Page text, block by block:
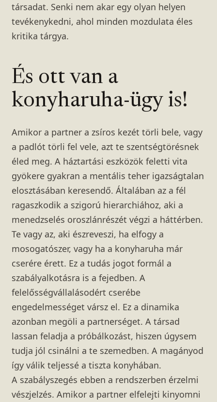
társadat. Senki nem akar egy olyan helyen
tevékenykedni, ahol minden mozdulata éles
kritika tárgya.
És ott van a
konyharuha-ügy is!
Amikor a partner a zsíros kezét törli bele, vagy
a padlót törli fel vele, azt te szentségtörésnek
éled meg. A háztartási eszközök feletti vita
gyökere gyakran a mentális teher igazságtalan
elosztásában keresendő. Általában az a fél
ragaszkodik a szigorú hierarchiához, aki a
menedzselés oroszlánrészét végzi a háttérben.
Te vagy az, aki észreveszi, ha elfogy a
mosogatószer, vagy ha a konyharuha már
cserére érett. Ez a tudás jogot formál a
szabályalkotásra is a fejedben. A
felelősségvállalásodért cserébe
engedelmességet vársz el. Ez a dinamika
azonban megöli a partnerséget. A társad
lassan feladja a próbálkozást, hiszen úgysem
tudja jól csinálni a te szemedben. A magányod
így válik teljessé a tiszta konyhában.
A szabályszegés ebben a rendszerben érzelmi
vészjelzés. Amikor a partner elfelejti kinyomni